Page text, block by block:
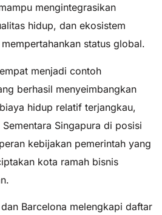
mengintegrasikan
hidup, dan ekosistem
status global.
menjadi contoh
berhasil menyeimbangkan
hidup relatif terjangkau,
Singapura di posisi
kebijakan pemerintah yang
kota ramah bisnis
Barcelona melengkapi daftar